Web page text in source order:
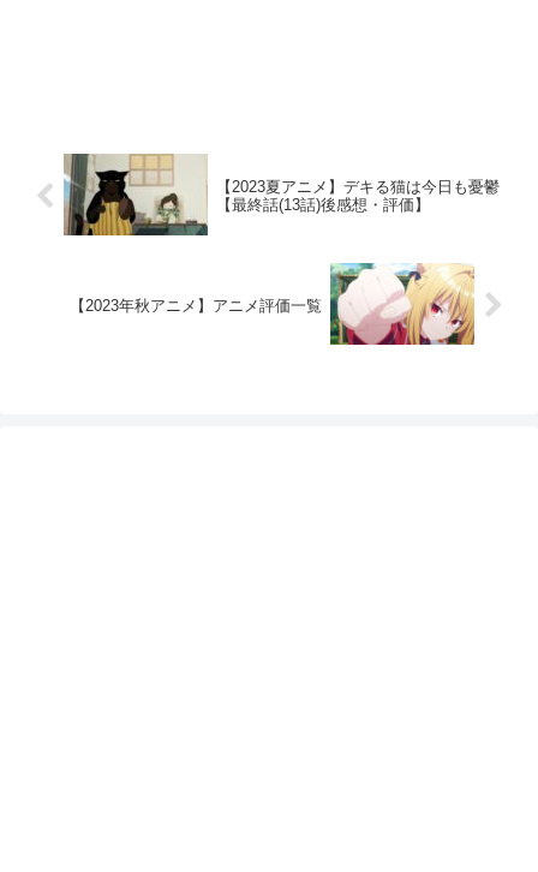
【2023夏アニメ】デキる猫は今日も憂鬱
【最終話(13話)後感想・評価】
【2023年秋アニメ】アニメ評価一覧